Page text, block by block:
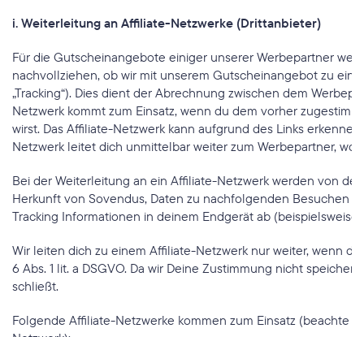
i. Weiterleitung an Affiliate-Netzwerke (Drittanbieter)
Für die Gutscheinangebote einiger unserer Werbepartner
nachvollziehen, ob wir mit unserem Gutscheinangebot zu
„Tracking“). Dies dient der Abrechnung zwischen dem
Netzwerk kommt zum Einsatz, wenn du dem vorher
wirst. Das Affiliate-Netzwerk kann aufgrund des Links
Netzwerk leitet dich unmittelbar weiter zum Werbepartner,
Bei der Weiterleitung an ein Affiliate-Netzwerk werden von
Herkunft von Sovendus, Daten zu nachfolgenden Besuchen
Tracking Informationen in deinem Endgerät ab (beispielsweise
Wir leiten dich zu einem Affiliate-Netzwerk nur weiter, wenn
6 Abs. 1 lit. a DSGVO. Da wir Deine Zustimmung nicht
schließt.
Folgende Affiliate-Netzwerke kommen zum Einsatz (beachte